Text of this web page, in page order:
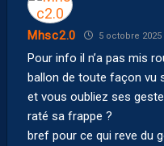
Mhsc2.0 5 octobre 2025
Pour info il n’a pas mis
ballon de toute façon vu
et vous oubliez ses
raté sa frappe ?
bref pour ce qui reve du